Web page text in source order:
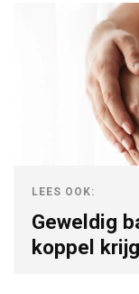
LEES OOK:
Geweldig
koppel